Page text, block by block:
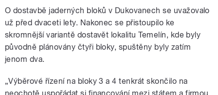
O dostavbě jaderných bloků v Dukovanech se uvažovalo
už před dvaceti lety. Nakonec se přistoupilo ke
skromnější variantě dostavět lokalitu Temelín, kde byly
původně plánovány čtyři bloky, spuštěny byly zatím
jenom dva.
„Výběrové řízení na bloky 3 a 4 tenkrát skončilo na